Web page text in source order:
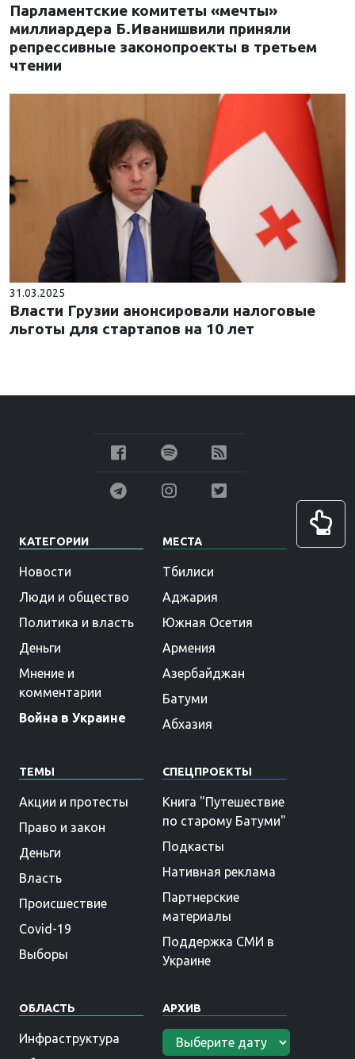
Парламентские комитеты «мечты»
миллиардера Б.Иванишвили приняли
репрессивные законопроекты в третьем
чтении
31.03.2025
Власти Грузии анонсировали налоговые
льготы для стартапов на 10 лет
КАТЕГОРИИ
Новости
Люди и общество
Политика и власть
Деньги
Мнение и
комментарии
Война в Украине
МЕСТА
Тбилиси
Аджария
Южная Осетия
Армения
Азербайджан
Батуми
Абхазия
ТЕМЫ
Акции и протесты
Право и закон
Деньги
Власть
Происшествие
Covid-19
Выборы
СПЕЦПРОЕКТЫ
Книга "Путешествие
по старому Батуми"
Подкасты
Нативная реклама
Партнерские
материалы
Поддержка СМИ в
Украине
ОБЛАСТЬ
Инфраструктура
АРХИВ